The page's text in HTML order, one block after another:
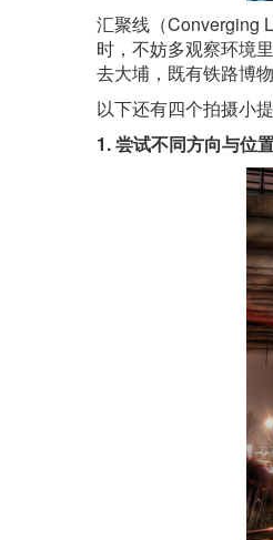
汇聚线（Converging
时，不妨多观察环境
去大埔，既有铁路博
以下还有四个拍摄小提
1. 尝试不同方向与位